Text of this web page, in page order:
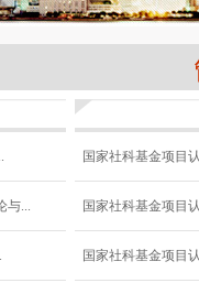
与...
国家社科基金项目
国家社科基金项目
国家社科基金项目